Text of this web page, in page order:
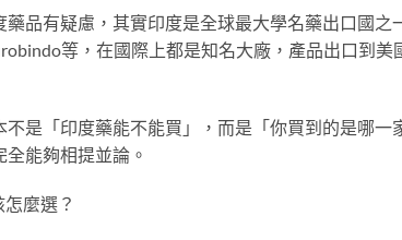
藥品有疑慮，其實印度是全球最大學名藥出口國之
等，在國際上都是知名大廠，產品出口到
不是「印度藥能不能買」，而是「你買到的是哪
全能夠相提並論。
麼選？